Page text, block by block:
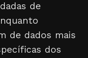
de
de dados mais
dos